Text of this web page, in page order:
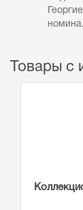
Товары с